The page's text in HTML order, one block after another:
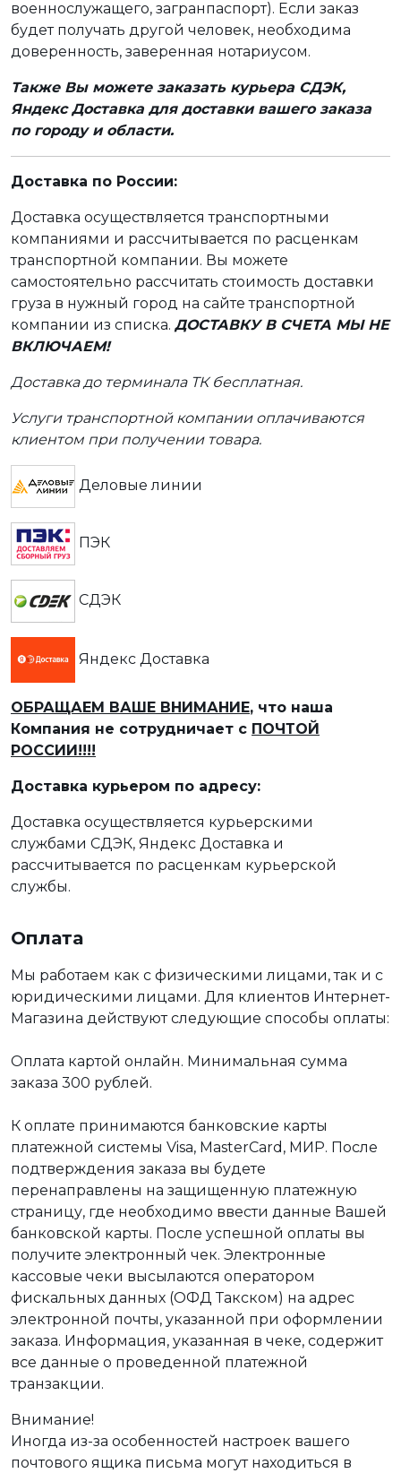
военнослужащего, загранпаспорт). Если заказ
будет получать другой человек, необходима
доверенность, заверенная нотариусом.
Также Вы можете заказать курьера СДЭК,
Яндекс Доставка для доставки вашего заказа
по городу и области.
Доставка по России:
Доставка осуществляется транспортными
компаниями и рассчитывается по расценкам
транспортной компании. Вы можете
самостоятельно рассчитать стоимость доставки
груза в нужный город на сайте транспортной
компании из списка. ДОСТАВКУ В СЧЕТА МЫ НЕ
ВКЛЮЧАЕМ!
Доставка до терминала ТК бесплатная.
Услуги транспортной компании оплачиваются
клиентом при получении товара.
Деловые линии
ПЭК
СДЭК
Яндекс Доставка
ОБРАЩАЕМ ВАШЕ ВНИМАНИЕ, что наша
Компания не сотрудничает с ПОЧТОЙ
РОССИИ!!!!
Доставка курьером по адресу:
Доставка осуществляется курьерскими
службами СДЭК, Яндекс Доставка и
рассчитывается по расценкам курьерской
службы.
Оплата
Мы работаем как с физическими лицами, так и с
юридическими лицами. Для клиентов Интернет-
Магазина действуют следующие способы оплаты:
Оплата картой онлайн. Минимальная сумма
заказа 300 рублей.
К оплате принимаются банковские карты
платежной системы Visa, MasterCard, МИР. После
подтверждения заказа вы будете
перенаправлены на защищенную платежную
страницу, где необходимо ввести данные Вашей
банковской карты. После успешной оплаты вы
получите электронный чек. Электронные
кассовые чеки высылаются оператором
фискальных данных (ОФД Такском) на адрес
электронной почты, указанной при оформлении
заказа. Информация, указанная в чеке, содержит
все данные о проведенной платежной
транзакции.
Внимание!
Иногда из-за особенностей настроек вашего
почтового ящика письма могут находиться в